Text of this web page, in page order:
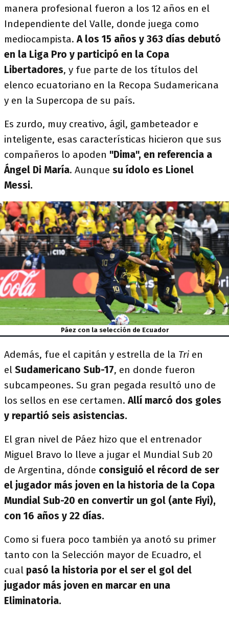
manera profesional fueron a los 12 años en el
Independiente del Valle, donde juega como
mediocampista.A los 15 años y 363 días debutó
en la Liga Pro y participó en la Copa
Libertadores, y fue parte de los títulos del
elenco ecuatoriano en la Recopa Sudamericana
y en la Supercopa de su país.
Es zurdo, muy creativo, ágil, gambeteador e
inteligente, esas características hicieron que sus
compañeros lo apoden "Dima", en referencia a
Ángel Di María. Aunque su ídolo es Lionel
Messi.
Páez con la selección de Ecuador
Además, fue el capitán y estrella de la Tri en
el Sudamericano Sub-17, en donde fueron
subcampeones. Su gran pegada resultó uno de
los sellos en ese certamen.Allí marcó dos goles
y repartió seis asistencias.
El gran nivel de Páez hizo que el entrenador
Miguel Bravo lo lleve a jugar el Mundial Sub 20
de Argentina, dónde consiguió el récord de ser
el jugador más joven en la historia de la Copa
Mundial Sub-20 en convertir un gol (ante Fiyi),
con 16 años y 22 días.
Como si fuera poco también ya anotó su primer
tanto con la Selección mayor de Ecuadro, el
cual pasó la historia por el ser el gol del
jugador más joven en marcar en una
Eliminatoria.